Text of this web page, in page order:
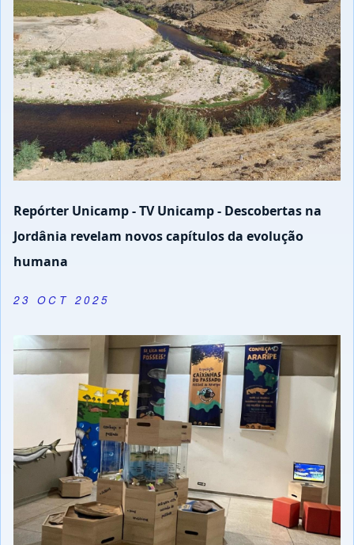
Repórter Unicamp - TV Unicamp - Descobertas na
Jordânia revelam novos capítulos da evolução
humana
23 OCT 2025